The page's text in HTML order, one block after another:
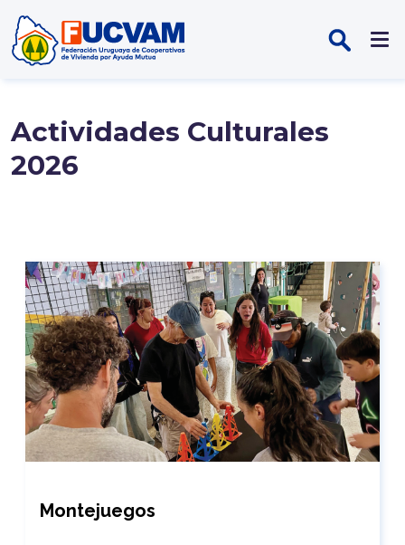
Actividades Culturales
2026
Montejuegos